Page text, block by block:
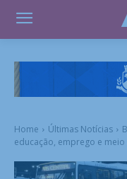
Home Últimas Notícias
educação, emprego e